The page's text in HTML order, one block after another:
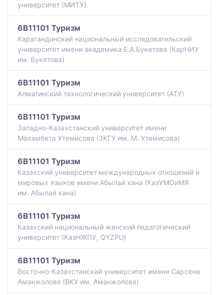
университет (МИТУ)
6B11101 Туризм
Карагандинский национальный исследовательский
университет имени академика Е.А.Букетова (КарНИУ
им. Букетова)
6B11101 Туризм
Алматинский технологический университет (АТУ)
6B11101 Туризм
Западно-Казахстанский университет имени
Махамбета Утемисова (ЗКГУ им. М. Утемисова)
6B11101 Туризм
Казахский университет международных отношений и
мировых языков имени Абылай хана (КазУМОиМЯ
им. Абылай хана)
6B11101 Туризм
Казахский национальный женский педагогический
университет (КазНЖПУ, QYZPU)
6B11101 Туризм
Восточно-Казахстанский университет имени Сарсена
Аманжолова (ВКУ им. Аманжолова)